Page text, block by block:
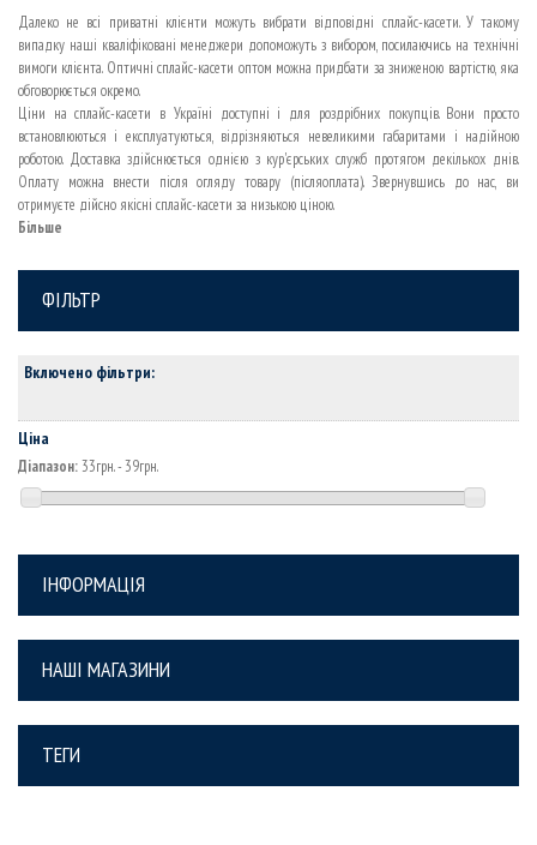
Далеко не всі приватні клієнти можуть вибрати відповідні сплайс-касети. У такому
випадку наші кваліфіковані менеджери допоможуть з вибором, посилаючись на технічні
вимоги клієнта. Оптичні сплайс-касети оптом можна придбати за зниженою вартістю, яка
обговорюється окремо.
Ціни на сплайс-касети в Україні доступні і для роздрібних покупців. Вони просто
встановлюються і експлуатуються, відрізняються невеликими габаритами і надійною
роботою. Доставка здійснюється однією з кур'єрських служб протягом декількох днів.
Оплату можна внести після огляду товару (післяоплата). Звернувшись до нас, ви
отримуєте дійсно якісні сплайс-касети за низькою ціною.
Більше
ФІЛЬТР
Включено фільтри:
Ціна
Діапазон:33грн. - 39грн.
ІНФОРМАЦІЯ
НАШІ МАГАЗИНИ
ТЕГИ